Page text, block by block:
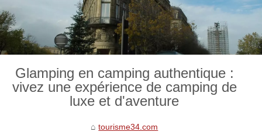
Glamping en camping authentique :
vivez une expérience de camping de
luxe et d'aventure
tourisme34.com